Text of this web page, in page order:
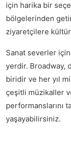
için harika bir
bölgelerinden
ziyaretçilere
Sanat severler
yerdir. Broadway,
biridir ve her yıl
çeşitli müzikaller
performanslarını
yaşayabilirsiniz.